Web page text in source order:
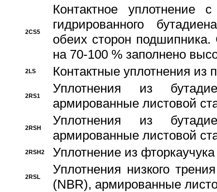
2CS5
Контактное уплотнение
гидрированного
обеих сторон
на 70-100 % заполнено
2LS Контактные уплотнения из
2RS1
Уплотнения из
армированные листовой
2RSH
Уплотнения из
армированные листовой
2RSH2 Уплотнение из
2RSL
Уплотнения низкого
(NBR), армированные